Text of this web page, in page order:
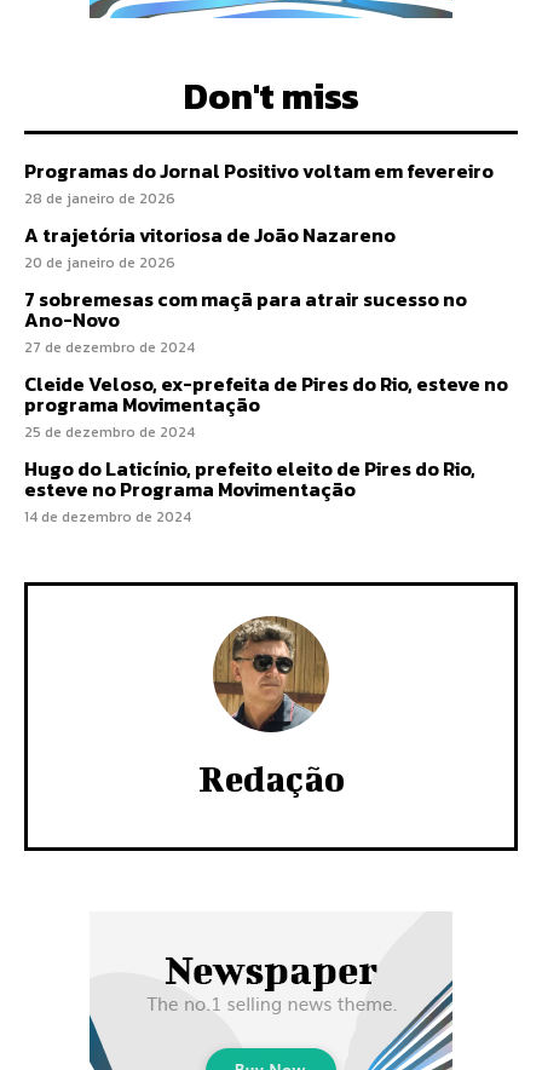
Don't miss
Programas do Jornal Positivo voltam em fevereiro
28 de janeiro de 2026
A trajetória vitoriosa de João Nazareno
20 de janeiro de 2026
7 sobremesas com maçã para atrair sucesso no
Ano-Novo
27 de dezembro de 2024
Cleide Veloso, ex-prefeita de Pires do Rio, esteve no
programa Movimentação
25 de dezembro de 2024
Hugo do Laticínio, prefeito eleito de Pires do Rio,
esteve no Programa Movimentação
14 de dezembro de 2024
Redação